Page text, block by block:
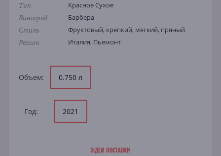
Тип Красное Сухое
Виноград Барбера
Стиль Фруктовый, крепкий, мягкий, пряный
Регион Италия, Пьемонт
Объем: 0.750 л
Год: 2021
ЖДЕМ ПОСТАВКИ